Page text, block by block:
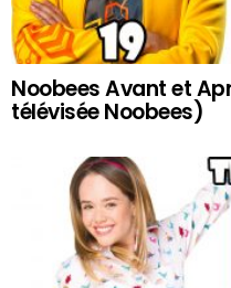
Noobees Avant et
télévisée Noobees)